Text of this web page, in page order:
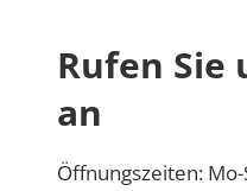
Rufen Sie
an
Öffnungszeiten: